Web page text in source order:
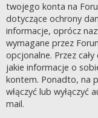
twojego konta na
dotyczące ochrony
informacje, oprócz
wymagane przez
opcjonalne. Przez
jakie informacje o
kontem. Ponadto, na
włączyć lub
mail.